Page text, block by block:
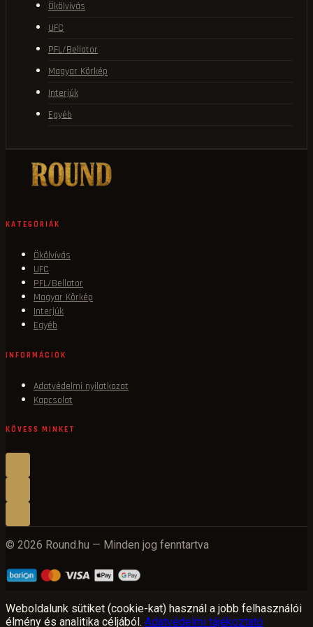
Ökölvívás
UFC
PFL/Bellator
Magyar Körkép
Interjúk
Egyéb
KATEGÓRIÁK
Ökölvívás
UFC
PFL/Bellator
Magyar Körkép
Interjúk
Egyéb
INFORMÁCIÓK
Adatvédelmi nyilatkozat
Kapcsolat
KÖVESS MINKET
© 2026 Round.hu — Minden jog fenntartva
Weboldalunk sütiket (cookie-kat) használ a jobb felhasználói
élmény és analitika céljából. Adatvédelmi tájékoztató